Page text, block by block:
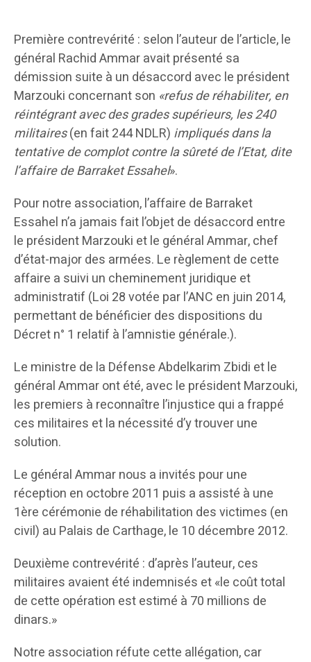
Première contrevérité : selon l’auteur de l’article, le
général Rachid Ammar avait présenté sa
démission suite à un désaccord avec le président
Marzouki concernant son «refus de réhabiliter, en
réintégrant avec des grades supérieurs, les 240
militaires(en fait 244 NDLR) impliqués dans la
tentative de complot contre la sûreté de l’Etat, dite
l’affaire de Barraket Essahel».
Pour notre association, l’affaire de Barraket
Essahel n’a jamais fait l’objet de désaccord entre
le président Marzouki et le général Ammar, chef
d’état-major des armées. Le règlement de cette
affaire a suivi un cheminement juridique et
administratif (Loi 28 votée par l’ANC en juin 2014,
permettant de bénéficier des dispositions du
Décret n° 1 relatif à l’amnistie générale.).
Le ministre de la Défense Abdelkarim Zbidi et le
général Ammar ont été, avec le président Marzouki,
les premiers à reconnaître l’injustice qui a frappé
ces militaires et la nécessité d’y trouver une
solution.
Le général Ammar nous a invités pour une
réception en octobre 2011 puis a assisté à une
1ère cérémonie de réhabilitation des victimes (en
civil) au Palais de Carthage, le 10 décembre 2012.
Deuxième contrevérité : d’après l’auteur, ces
militaires avaient été indemnisés et «le coût total
de cette opération est estimé à 70 millions de
dinars.»
Notre association réfute cette allégation, car